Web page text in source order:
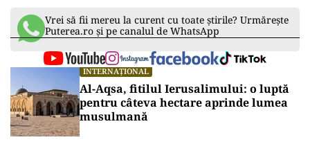
agresiune rusă împotriva Ucrainei şi a de ajunge
la o pace durabilă şi justă”.
Preşedintele chinez Xi Jinping a început,
duminică, vizita de stat în Franţa, unde va sta
până marți. Vizita face parte dintr-un turneu
european mai amplu care include Serbia şi